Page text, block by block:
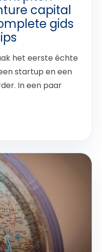
capital
gids
het eerste échte
startup en een
In een paar